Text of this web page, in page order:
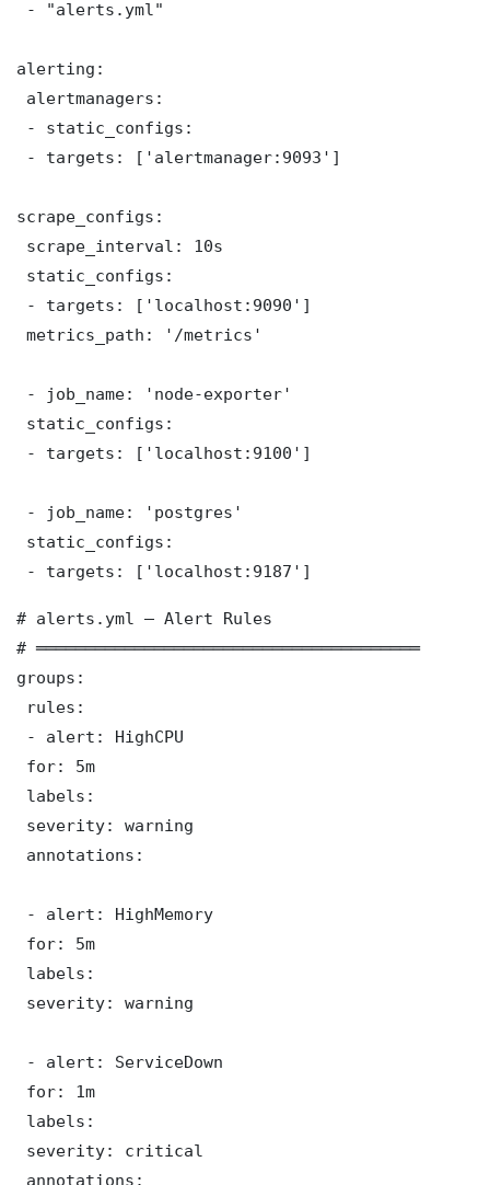
- "alerts.yml"
alerting:
alertmanagers:
- static_configs:
- targets: ['alertmanager:9093']
scrape_configs:
scrape_interval: 10s
static_configs:
- targets: ['localhost:9090']
metrics_path: '/metrics'
- job_name: 'node-exporter'
static_configs:
- targets: ['localhost:9100']
- job_name: 'postgres'
static_configs:
- targets: ['localhost:9187']
# alerts.yml — Alert Rules
# ═══════════════════════════════════════
groups:
rules:
- alert: HighCPU
for: 5m
labels:
severity: warning
annotations:
- alert: HighMemory
for: 5m
labels:
severity: warning
- alert: ServiceDown
for: 1m
labels:
severity: critical
annotations: